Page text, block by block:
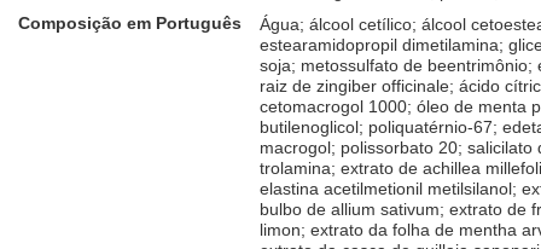
Composição em Português
Água; álcool cetílico; álcool
estearamidopropil dimetilamina;
soja; metossulfato de beentrimônio;
raiz de zingiber officinale; ácido
cetomacrogol 1000; óleo de menta
butilenoglicol; poliquatérnio-67;
macrogol; polissorbato 20; salicilato
trolamina; extrato de achillea
elastina acetilmetionil metilsilanol;
bulbo de allium sativum; extrato de
limon; extrato da folha de mentha